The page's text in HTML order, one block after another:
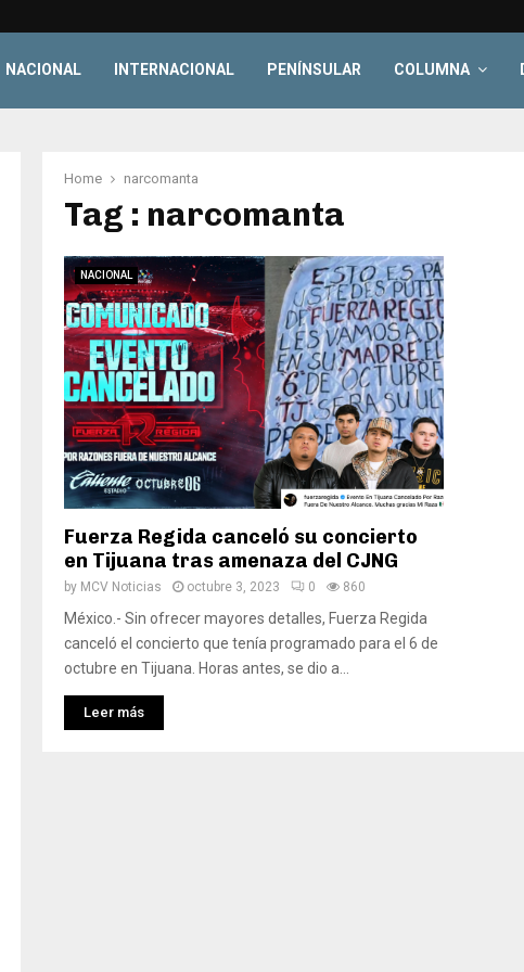
NACIONAL INTERNACIONAL PENÍNSULAR COLUMNA
Home narcomanta
Tag : narcomanta
NACIONAL
Fuerza Regida canceló su concierto
en Tijuana tras amenaza del CJNG
by MCV Noticias octubre 3, 2023 0 860
México.- Sin ofrecer mayores detalles, Fuerza Regida
canceló el concierto que tenía programado para el 6 de
octubre en Tijuana. Horas antes, se dio a...
Leer más